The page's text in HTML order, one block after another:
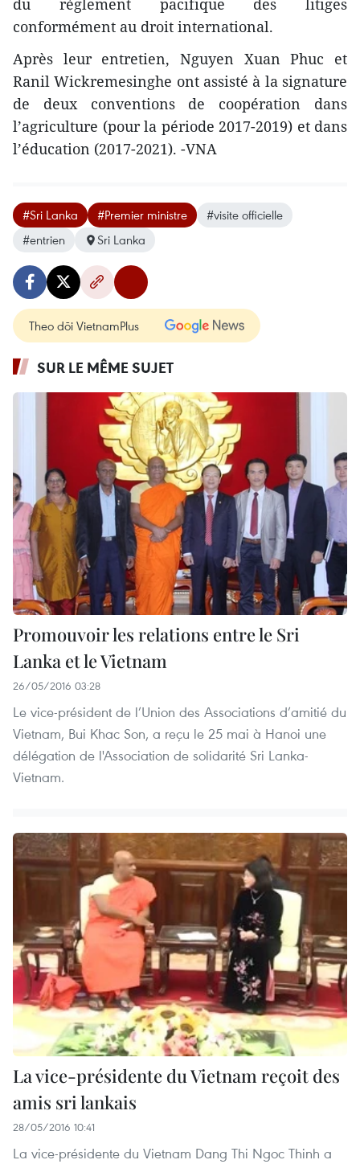
du règlement pacifique des litiges
conformément au droit international.
Après leur entretien, Nguyen Xuan Phuc et
Ranil Wickremesinghe ont assisté à la signature
de deux conventions de coopération dans
l’agriculture (pour la période 2017-2019) et dans
l’éducation (2017-2021). -VNA
#Sri Lanka #Premier ministre
#visite officielle
#entrien
Sri Lanka
Theo dõi VietnamPlus
SUR LE MÊME SUJET
Promouvoir les relations entre le Sri​
Lanka et le Vietnam
26/05/2016 03:28
Le vice-président de l’Union des Associations d’amitié du
Vietnam, Bui Khac Son, a reçu le 25 mai à Hanoi une
délégation de l'Association de solidarité Sri Lanka-
Vietnam.
La vice-présidente du Vietnam reçoit des
amis sri lankais
28/05/2016 10:41
La vice-présidente du Vietnam Dang Thi Ngoc Thinh a